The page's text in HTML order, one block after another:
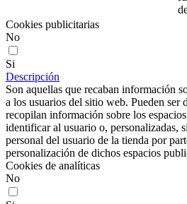
Cookies publicitarias
No
Si
Descripción
Son aquellas que recaban información
a los usuarios del sitio web. Pueden ser
recopilan información sobre los
identificar al usuario o, personalizadas,
personal del usuario de la tienda por
personalización de dichos espacios
Cookies de analíticas
No